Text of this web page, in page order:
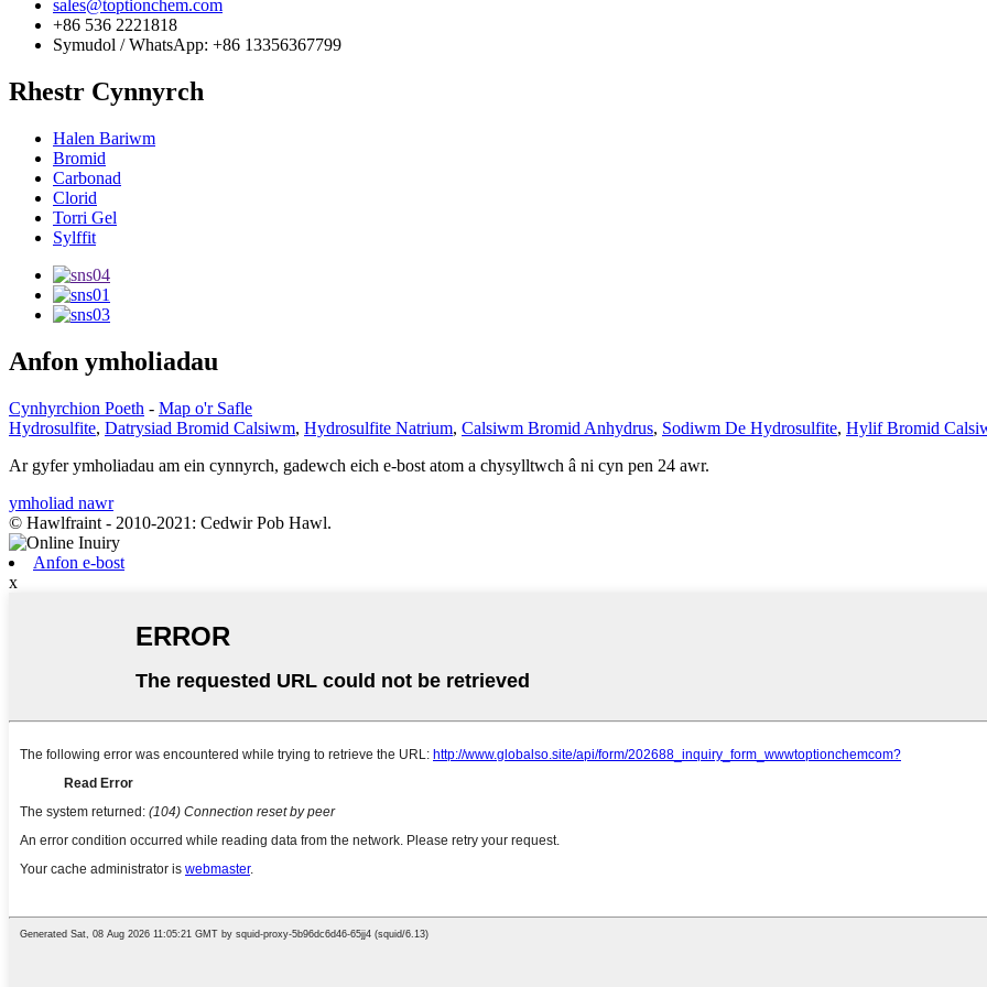
sales@toptionchem.com
+86 536 2221818
Symudol / WhatsApp: +86 13356367799
Rhestr Cynnyrch
Halen Bariwm
Bromid
Carbonad
Clorid
Torri Gel
Sylffit
Anfon ymholiadau
Cynhyrchion Poeth - Map o'r Safle
Hydrosulfite, Datrysiad Bromid Calsiwm, Hydrosulfite Natrium, Calsiwm Bromid Anhydrus, Sodiwm De Hydrosulfite, Hylif Bromid
Ar gyfer ymholiadau am ein cynnyrch, gadewch eich e-bost atom a chysylltwch â ni cyn pen 24 awr.
ymholiad nawr
© Hawlfraint - 2010-2021: Cedwir Pob Hawl.
Anfon e-bost
x